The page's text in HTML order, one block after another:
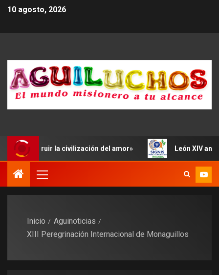
10 agosto, 2026
a «construir la civilización del amor» León XIV
Inicio
Aguinoticias
XIII Peregrinación Internacional de Monaguillos